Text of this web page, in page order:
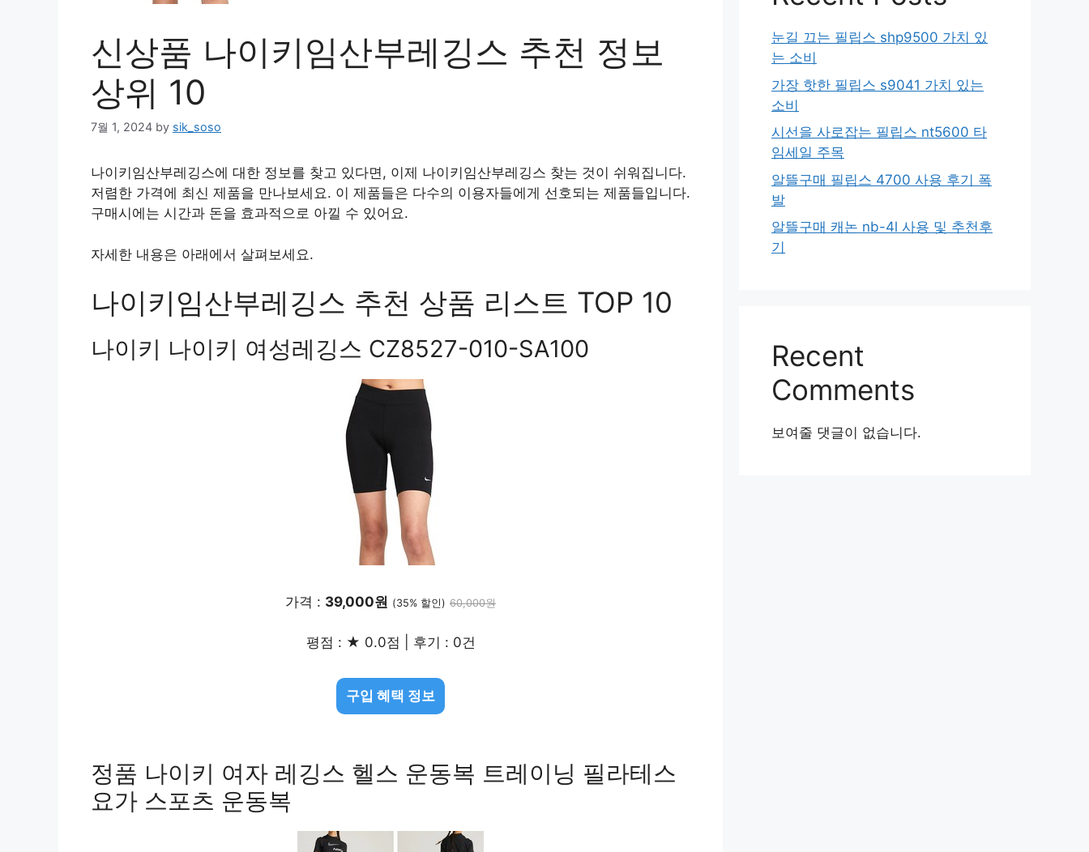
신상품 나이키임산부레깅스 추천 정보
상위 10
7월 1, 2024 by sik_soso
나이키임산부레깅스에 대한 정보를 찾고 있다면, 이제 나이키임산부레깅스 찾는 것이 쉬워집니다.
저렴한 가격에 최신 제품을 만나보세요. 이 제품들은 다수의 이용자들에게 선호되는 제품들입니다.
구매시에는 시간과 돈을 효과적으로 아낄 수 있어요.
자세한 내용은 아래에서 살펴보세요.
나이키임산부레깅스 추천 상품 리스트 TOP 10
나이키 나이키 여성레깅스 CZ8527-010-SA100
가격 : 39,000원 (35% 할인) 60,000원
평점 : ★ 0.0점 | 후기 : 0건
구입 혜택 정보
정품 나이키 여자 레깅스 헬스 운동복 트레이닝 필라테스
요가 스포츠 운동복
눈길 끄는 필립스 shp9500 가치 있
는 소비
가장 핫한 필립스 s9041 가치 있는
소비
시선을 사로잡는 필립스 nt5600 타
임세일 주목
알뜰구매 필립스 4700 사용 후기 폭
발
알뜰구매 캐논 nb-4l 사용 및 추천후
기
Recent
Comments
보여줄 댓글이 없습니다.